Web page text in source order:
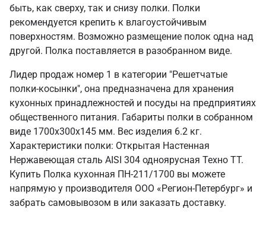
быть, как сверху, так и снизу полки. Полки
рекомендуется крепить к влагоустойчивым
поверхностям. Возможно размещение полок одна над
другой. Полка поставляется в разобранном виде.
Лидер продаж номер 1 в категории "Решетчатые
полки-косынки", она предназначена для хранения
кухонных принадлежностей и посуды на предприятиях
общественного питания. Габариты полки в собранном
виде 1700х300х145 мм. Вес изделия 6.2 кг.
Характеристики полки: Открытая Настенная
Нержавеющая сталь AISI 304 одноярусная Техно ТТ.
Купить Полка кухонная ПН-211/1700 вы можете
напрямую у производителя ООО «Регион-Петербург» и
забрать самовывозом в или заказать доставку.